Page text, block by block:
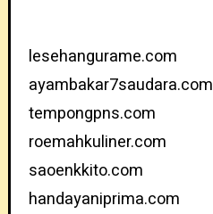
lesehangurame.com
ayambakar7saudara.com
tempongpns.com
roemahkuliner.com
saoenkkito.com
handayaniprima.com